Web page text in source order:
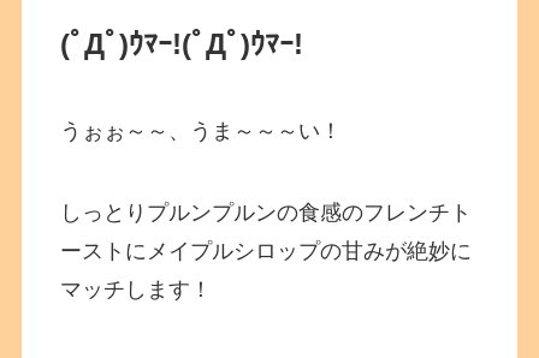
(ﾟДﾟ)ｳﾏｰ!(ﾟДﾟ)ｳﾏｰ!
うぉぉ～～、うま～～～い！
しっとりプルンプルンの食感のフレンチト
ーストにメイプルシロップの甘みが絶妙に
マッチします！